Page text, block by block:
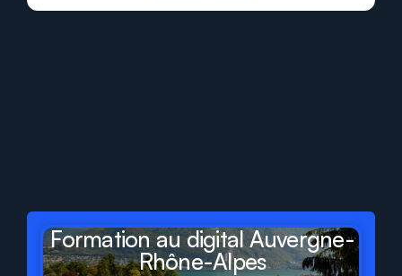
deFrance
Formation au digital Auvergne-
Rhône-Alpes